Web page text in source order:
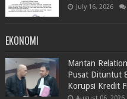
July 16, 2026
EKONOMI
Mantan
Pusat Dituntut
Korupsi Kredit